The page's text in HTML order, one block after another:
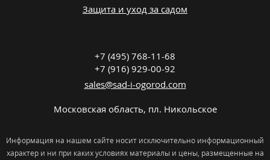
Защита и уход за садом
+7 (495) 768-11-68
+7 (916) 929-00-92
sales@sad-i-ogorod.com
Московская область, пл. Никольcкое
Информация на нашем сайте носит исключительно информационный
характер и ни при каких условиях материалы и цены, размещенные на